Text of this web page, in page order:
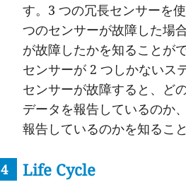
す。3 つの冗長センサーを
つのセンサーが故障した場
が故障したかを知ることが
センサーが 2 つしかないス
センサーが故障すると、ど
データを報告しているのか
報告しているのかを知るこ
Life Cycle